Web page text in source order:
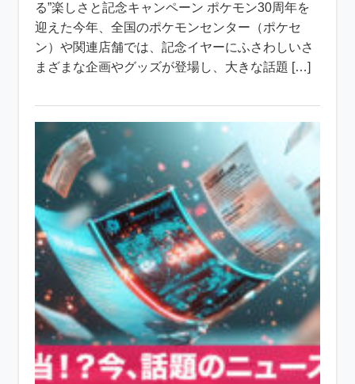
る”楽しさと記念キャンペーン ポケモン30周年を
迎えた今年、全国のポケモンセンター（ポケセ
ン）や関連店舗では、記念イヤーにふさわしいさ
まざまな企画やグッズが登場し、大きな話題 […]